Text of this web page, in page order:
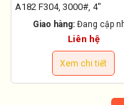
A182 F304, 3000#, 4"
Giao hàng: Đang cập
Liên hệ
Xem chi tiết